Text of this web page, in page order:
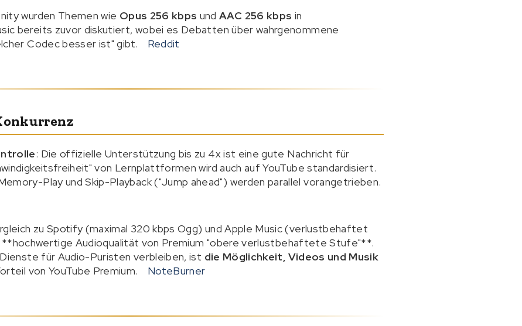
wurden Themen wie Opus 256 kbps undAAC 256 kbps in
bereits zuvor diskutiert, wobei es Debatten über wahrgenommene
Codec besser ist" gibt.
Reddit
: Die offizielle Unterstützung bis zu 4x ist eine gute Nachricht für
von Lernplattformen wird auch auf YouTube standardisiert.
Play und Skip-Playback ("Jump ahead") werden parallel vorangetrieben.
zu Spotify (maximal 320 kbps Ogg) und Apple Music (verlustbehaftet
Audioqualität von Premium "obere verlustbehaftete Stufe"**.
für Audio-Puristen verbleiben, ist die Möglichkeit, Videos und Musik
von YouTube Premium. NoteBurner